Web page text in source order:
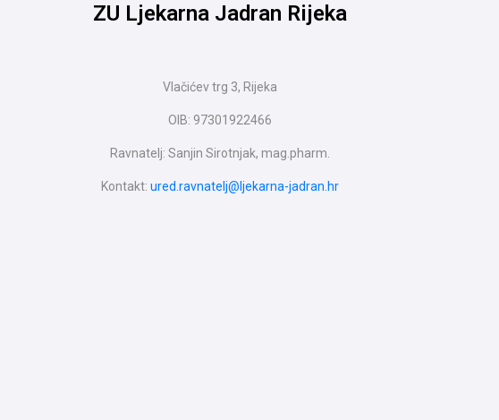
ZU Ljekarna Jadran Rijeka
Vlačićev trg 3, Rijeka
OIB: 97301922466
Ravnatelj: Sanjin Sirotnjak, mag.pharm.
Kontakt: ured.ravnatelj@ljekarna-jadran.hr